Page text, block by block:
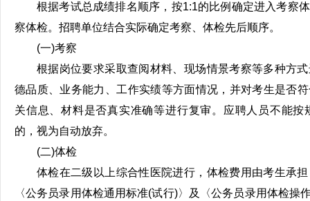
根据考试总成绩排名顺序，按1:1的比例确定进入考察
察体检。招聘单位结合实际确定考察、体检先后顺序。
(一)考察
根据岗位要求采取查阅材料、现场情景考察等多种方
德品质、业务能力、工作实绩等方面情况，并对考生是否
关信息、材料是否真实准确等进行复审。应聘人员不能
的，视为自动放弃。
(二)体检
体检在二级以上综合性医院进行，体检费用由考生承
〈公务员录用体检通用标准(试行)〉及〈公务员录用体检操